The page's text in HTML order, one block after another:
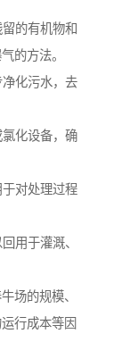
的有机物和
的方法。
化污水，去
化设备，确
对处理过程
用于灌溉、
场的规模、
行成本等因